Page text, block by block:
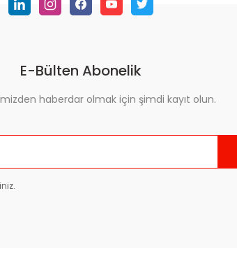
E-Bülten Abonelik
haberdar olmak için şimdi kayıt olun.